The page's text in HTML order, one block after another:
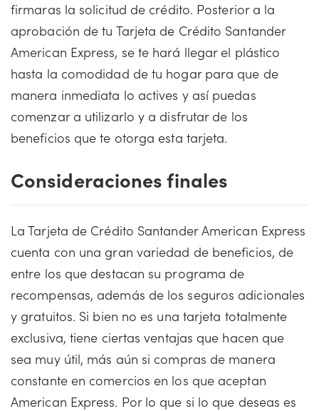
firmaras la solicitud de crédito. Posterior a la
aprobación de tu Tarjeta de Crédito Santander
American Express, se te hará llegar el plástico
hasta la comodidad de tu hogar para que de
manera inmediata lo actives y así puedas
comenzar a utilizarlo y a disfrutar de los
beneficios que te otorga esta tarjeta.
Consideraciones finales
La Tarjeta de Crédito Santander American Express
cuenta con una gran variedad de beneficios, de
entre los que destacan su programa de
recompensas, además de los seguros adicionales
y gratuitos. Si bien no es una tarjeta totalmente
exclusiva, tiene ciertas ventajas que hacen que
sea muy útil, más aún si compras de manera
constante en comercios en los que aceptan
American Express. Por lo que si lo que deseas es